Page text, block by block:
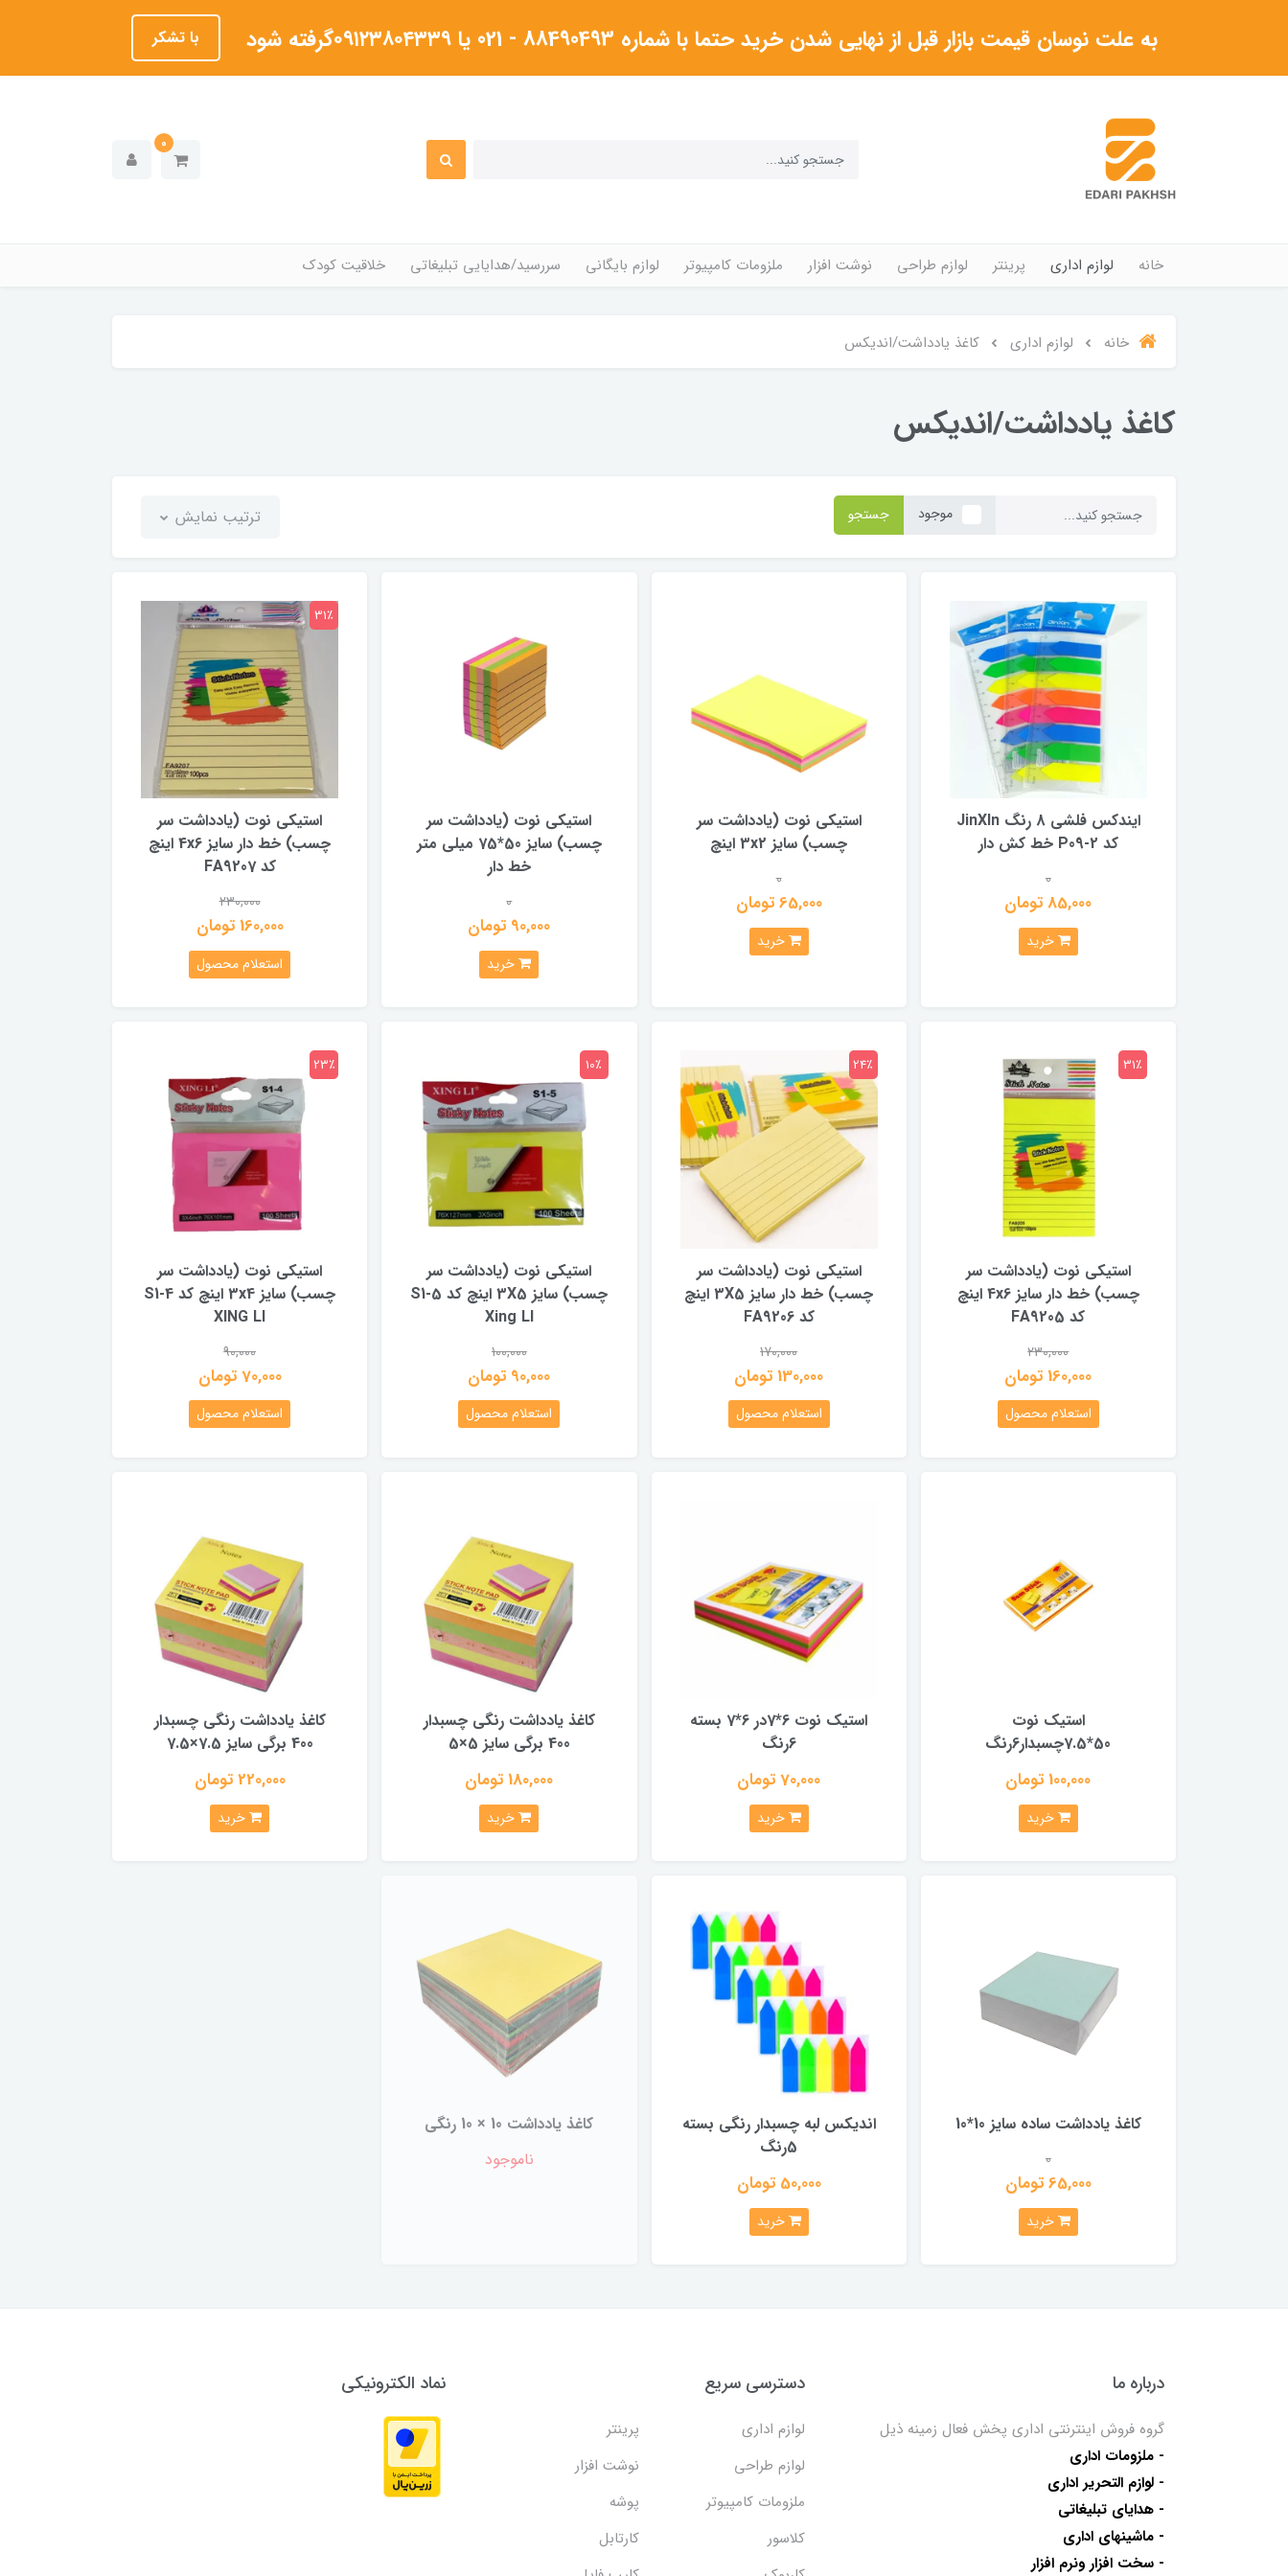
به علت نوسان قیمت بازار قبل از نهایی شدن خرید حتما با شماره 88490493 - 021 یا ۰۹۱۲۳۸۰۴۳۳۹گرفته شود با تشکر
0
خانه لوازم اداری پرینتر لوازم طراحی نوشت افزار ملزومات کامپیوتر لوازم بایگانی سررسید/هدایایی تبلیغاتی خلاقیت کودک
خانه لوازم اداری کاغذ یادداشت/اندیکس
کاغذ یادداشت/اندیکس
موجود جستجو ترتیب نمایش
ایندکس فلشی 8 رنگ JinXln
کد P09-2 خط کش دار
0
85,000 تومان
خرید
استیکی نوت (یادداشت سر
چسب) سایز 3x2 اینچ
0
65,000 تومان
خرید
استیکی نوت (یادداشت سر
چسب) سایز 50*75 میلی متر
خط دار
0
90,000 تومان
خرید
استیکی نوت (یادداشت سر
چسب) خط دار سایز 4x6 اینچ
کد FA9207
230,000
160,000 تومان
31٪
استعلام محصول
استیکی نوت (یادداشت سر
چسب) خط دار سایز 4x6 اینچ
کد FA9205
230,000
160,000 تومان
31٪
استعلام محصول
استیکی نوت (یادداشت سر
چسب) خط دار سایز 3X5 اینچ
کد FA9206
170,000
130,000 تومان
24٪
استعلام محصول
استیکی نوت (یادداشت سر
چسب) سایز 3X5 اینچ کد S1-5
Xing LI
100,000
90,000 تومان
10٪
استعلام محصول
استیکی نوت (یادداشت سر
چسب) سایز 3x4 اینچ کد S1-4
XING LI
90,000
70,000 تومان
23٪
استعلام محصول
استیک نوت
50*7.5چسبدار6رنگ
100,000 تومان
خرید
استیک نوت 6*7در 6*7 بسته
6رنگ
70,000 تومان
خرید
کاغذ یادداشت رنگی چسبدار
400 برگی سایز 5×5
180,000 تومان
خرید
کاغذ یادداشت رنگی چسبدار
400 برگی سایز 7.5×7.5
220,000 تومان
خرید
کاغذ یادداشت ساده سایز 10*10
0
65,000 تومان
خرید
اندیکس لبه چسبدار رنگی بسته
5رنگ
50,000 تومان
خرید
کاغذ یادداشت 10 × 10 رنگی
ناموجود
درباره ما
گروه فروش اینترنتی اداری پخش فعال زمینه ذیل
- ملزومات اداری
- لوازم التحریر اداری
- هدایای تبلیغاتی
- ماشینهای اداری
- سخت افزار ونرم افزار
دسترسی سریع
لوازم اداری
پرینتر
لوازم طراحی
نوشت افزار
ملزومات کامپیوتر
پوشه
کلاسور
کارتابل
نماد الکترونیکی